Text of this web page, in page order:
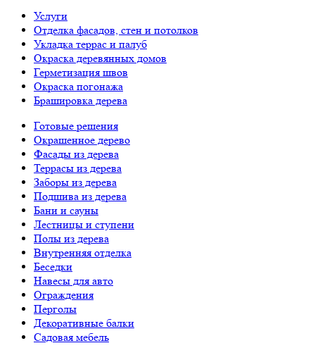
Услуги
Отделка фасадов, стен и потолков
Укладка террас и палуб
Окраска деревянных домов
Герметизация швов
Окраска погонажа
Брашировка дерева
Готовые решения
Окрашенное дерево
Фасады из дерева
Террасы из дерева
Заборы из дерева
Подшива из дерева
Бани и сауны
Лестницы и ступени
Полы из дерева
Внутренняя отделка
Беседки
Навесы для авто
Ограждения
Перголы
Декоративные балки
Садовая мебель